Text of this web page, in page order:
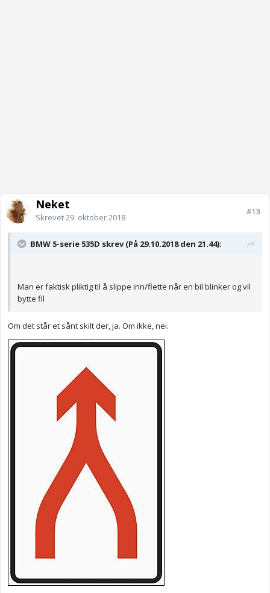
Neket
Skrevet29. oktober 2018
#13
BMW 5-serie 535D skrev (På 29.10.2018 den 21.44):
Man er faktisk pliktig til å slippe inn/flette når en bil blinker og vil
bytte fil
Om det står et sånt skilt der, ja. Om ikke, nei.